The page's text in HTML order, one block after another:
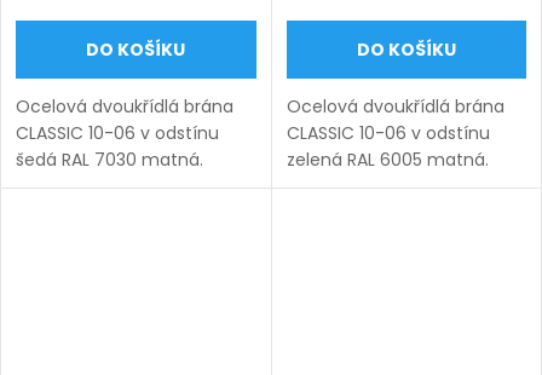
DO KOŠÍKU
Ocelová dvoukřídlá brána
CLASSIC 10-06 v odstínu
šedá RAL 7030 matná.
Bezúdržbová ocel (žárový
DO KOŠÍKU
Ocelová dvoukřídlá brána
CLASSIC 10-06 v odstínu
zelená RAL 6005 matná.
Bezúdržbová ocel (žárový